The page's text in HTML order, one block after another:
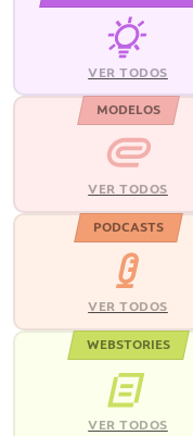
VER TODOS
MODELOS
VER TODOS
PODCASTS
VER TODOS
WEBSTORIES
VER TODOS